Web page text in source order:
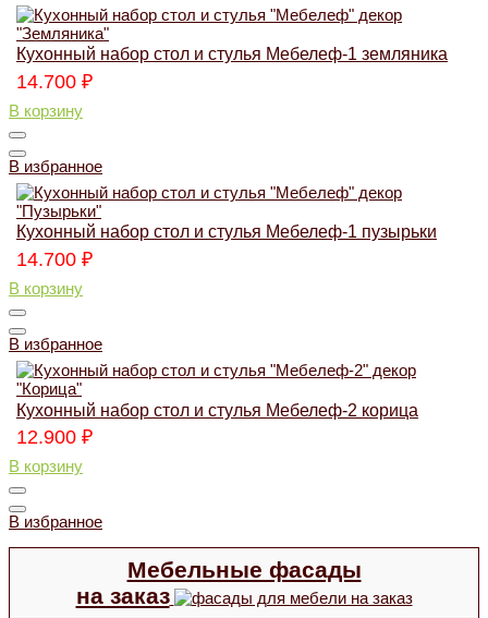
Кухонный набор стол и стулья Мебелеф-1 земляника
14.700 ₽
В корзину
В избранное
Кухонный набор стол и стулья Мебелеф-1 пузырьки
14.700 ₽
В корзину
В избранное
Кухонный набор стол и стулья Мебелеф-2 корица
12.900 ₽
В корзину
В избранное
Мебельные фасады
на заказ